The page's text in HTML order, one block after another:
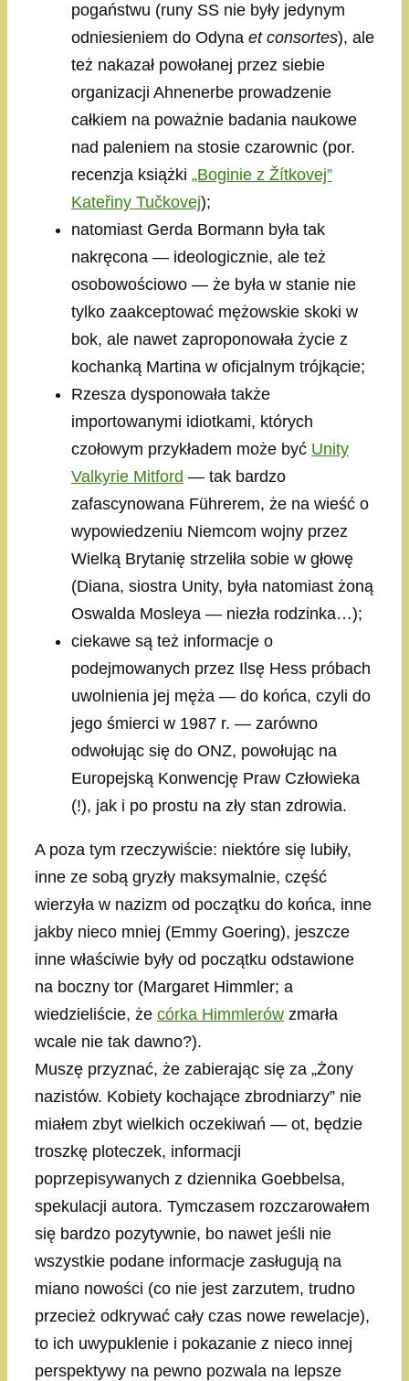
pogaństwu (runy SS nie były jedynym
odniesieniem do Odyna et consortes), ale
też nakazał powołanej przez siebie
organizacji Ahnenerbe prowadzenie
całkiem na poważnie badania naukowe
nad paleniem na stosie czarownic (por.
recenzja książki „Boginie z Žítkovej”
Kateřiny Tučkovej);
natomiast Gerda Bormann była tak
nakręcona — ideologicznie, ale też
osobowościowo — że była w stanie nie
tylko zaakceptować mężowskie skoki w
bok, ale nawet zaproponowała życie z
kochanką Martina w oficjalnym trójkącie;
Rzesza dysponowała także
importowanymi idiotkami, których
czołowym przykładem może być Unity
Valkyrie Mitford — tak bardzo
zafascynowana Führerem, że na wieść o
wypowiedzeniu Niemcom wojny przez
Wielką Brytanię strzeliła sobie w głowę
(Diana, siostra Unity, była natomiast żoną
Oswalda Mosleya — niezła rodzinka…);
ciekawe są też informacje o
podejmowanych przez Ilsę Hess próbach
uwolnienia jej męża — do końca, czyli do
jego śmierci w 1987 r. — zarówno
odwołując się do ONZ, powołując na
Europejską Konwencję Praw Człowieka
(!), jak i po prostu na zły stan zdrowia.
A poza tym rzeczywiście: niektóre się lubiły,
inne ze sobą gryzły maksymalnie, część
wierzyła w nazizm od początku do końca, inne
jakby nieco mniej (Emmy Goering), jeszcze
inne właściwie były od początku odstawione
na boczny tor (Margaret Himmler; a
wiedzieliście, że córka Himmlerów zmarła
wcale nie tak dawno?).
Muszę przyznać, że zabierając się za „Żony
nazistów. Kobiety kochające zbrodniarzy” nie
miałem zbyt wielkich oczekiwań — ot, będzie
troszkę ploteczek, informacji
poprzepisywanych z dziennika Goebbelsa,
spekulacji autora. Tymczasem rozczarowałem
się bardzo pozytywnie, bo nawet jeśli nie
wszystkie podane informacje zasługują na
miano nowości (co nie jest zarzutem, trudno
przecież odkrywać cały czas nowe rewelacje),
to ich uwypuklenie i pokazanie z nieco innej
perspektywy na pewno pozwala na lepsze